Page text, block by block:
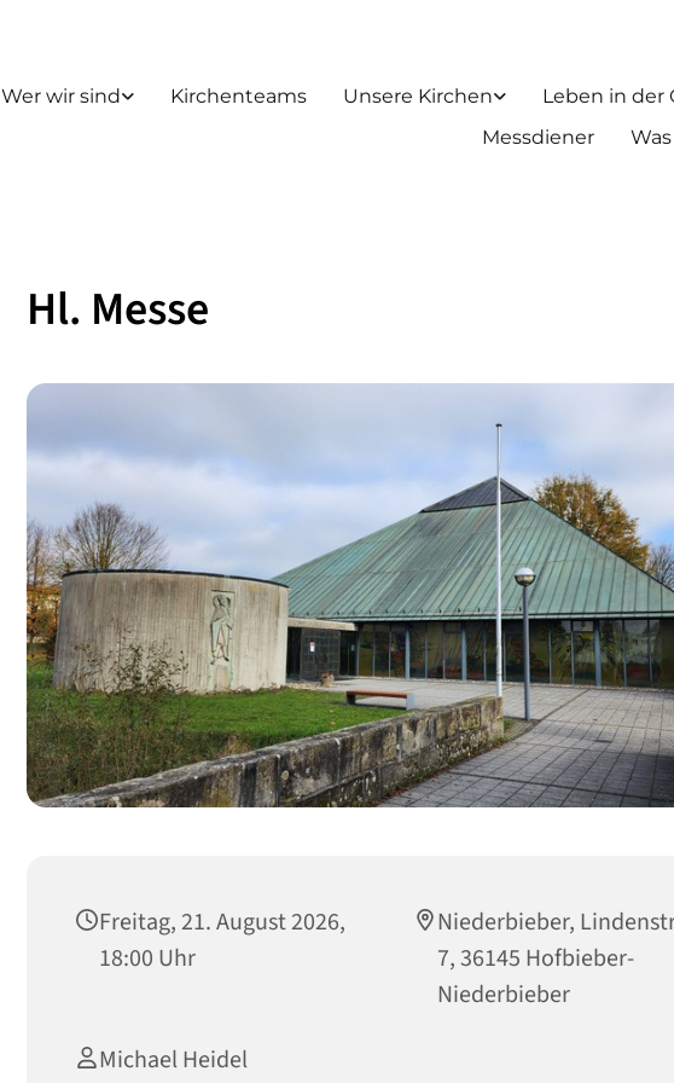
Wer wir sind Kirchenteams Unsere Kirchen
Leben in der
Messdiener
Hl. Messe
Freitag, 21. August 2026,
18:00 Uhr
Niederbieber,
7, 36145 Hofbieber-
Niederbieber
Michael Heidel